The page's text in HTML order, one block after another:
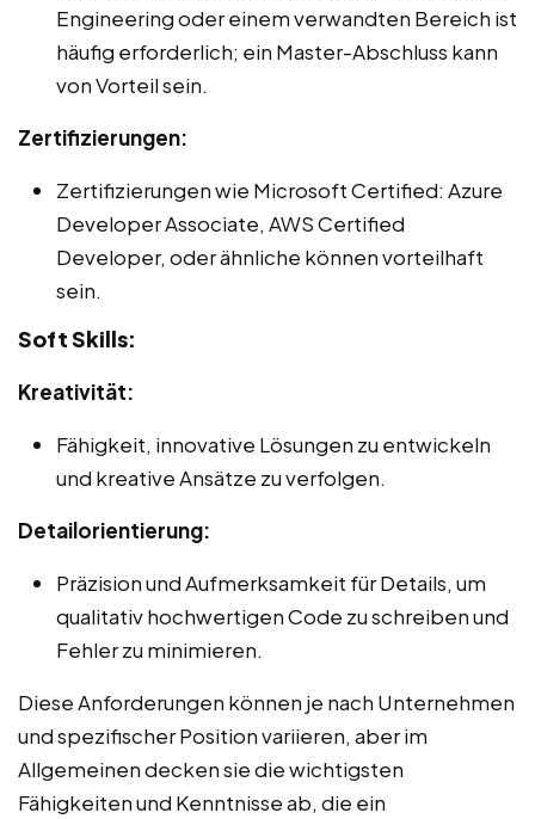
Engineering oder einem verwandten Bereich ist
häufig erforderlich; ein Master-Abschluss kann
von Vorteil sein.
Zertifizierungen:
Zertifizierungen wie Microsoft Certified: Azure
Developer Associate, AWS Certified
Developer, oder ähnliche können vorteilhaft
sein.
Soft Skills:
Kreativität:
Fähigkeit, innovative Lösungen zu entwickeln
und kreative Ansätze zu verfolgen.
Detailorientierung:
Präzision und Aufmerksamkeit für Details, um
qualitativ hochwertigen Code zu schreiben und
Fehler zu minimieren.
Diese Anforderungen können je nach Unternehmen
und spezifischer Position variieren, aber im
Allgemeinen decken sie die wichtigsten
Fähigkeiten und Kenntnisse ab, die ein